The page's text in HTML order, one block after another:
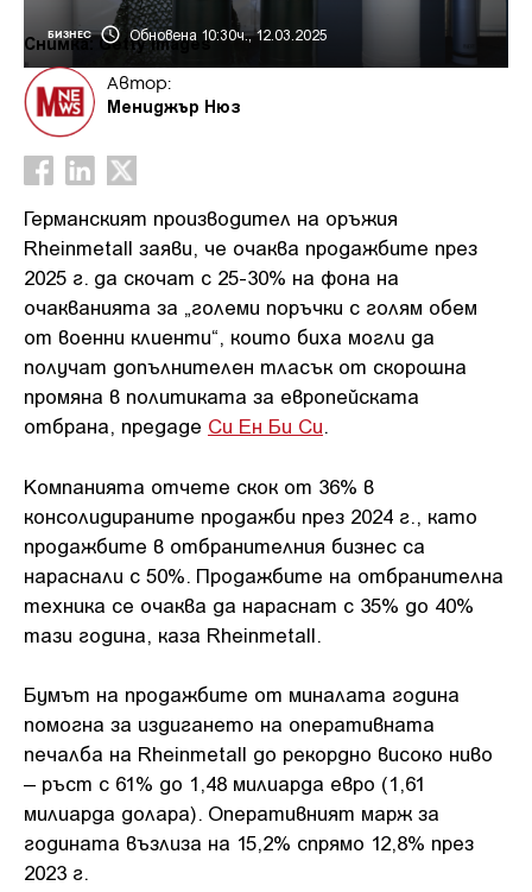
БИЗНЕС Обновена 10:30ч., 12.03.2025
Снимка: Getty images
Автор:
Мениджър Нюз
Германският производител на оръжия
Rheinmetall заяви, че очаква продажбите през
2025 г. да скочат с 25-30% на фона на
очакванията за „големи поръчки с голям обем
от военни клиенти“, които биха могли да
получат допълнителен тласък от скорошна
промяна в политиката за европейската
отбрана, предаде Си Ен Би Си.
Компанията отчете скок от 36% в
консолидираните продажби през 2024 г., като
продажбите в отбранителния бизнес са
нараснали с 50%. Продажбите на отбранителна
техника се очаква да нараснат с 35% до 40%
тази година, каза Rheinmetall.
Бумът на продажбите от миналата година
помогна за издигането на оперативната
печалба на Rheinmetall до рекордно високо ниво
– ръст с 61% до 1,48 милиарда евро (1,61
милиарда долара). Оперативният марж за
годината възлиза на 15,2% спрямо 12,8% през
2023 г.